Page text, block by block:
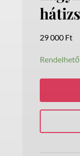
29 000 Ft
madaras
nagyméretű